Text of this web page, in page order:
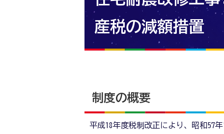
産税の減額措置
制度の概要
平成18年度税制改正により、昭和57